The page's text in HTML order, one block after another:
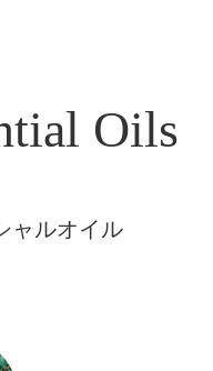
Oils
ャルオイル